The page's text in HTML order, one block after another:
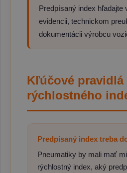
Predpísaný index hľadajte
evidencii, technickom
dokumentácii výrobcu
Kľúčové pravidlá
rýchlostného
Predpísaný index treba
Pneumatiky by mali mať
rýchlostný index, aký